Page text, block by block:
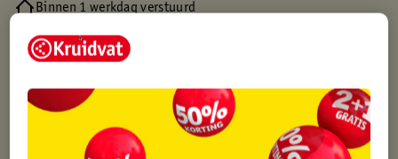
Binnen 1 werkdag verstuurd
Gratis retourneren via verkooppartner.